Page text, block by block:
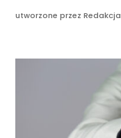
utworzone przezRedakcja